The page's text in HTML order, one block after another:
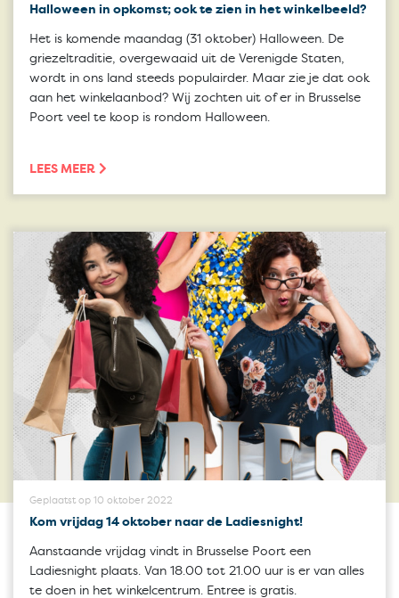
Halloween in opkomst; ook te zien in het winkelbeeld?
Het is komende maandag (31 oktober) Halloween. De
griezeltraditie, overgewaaid uit de Verenigde Staten,
wordt in ons land steeds populairder. Maar zie je dat ook
aan het winkelaanbod? Wij zochten uit of er in Brusselse
Poort veel te koop is rondom Halloween.
LEES MEER
Geplaatst op 10 oktober 2022
Kom vrijdag 14 oktober naar de Ladiesnight!
Aanstaande vrijdag vindt in Brusselse Poort een
Ladiesnight plaats. Van 18.00 tot 21.00 uur is er van alles
te doen in het winkelcentrum. Entree is gratis.